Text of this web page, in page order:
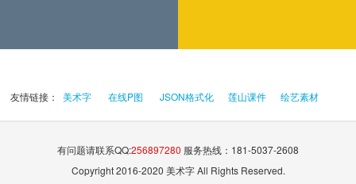
友情链接：美术字 在线P图 JSON格式化 莲山课件 绘艺素材
有问题请联系QQ:256897280 服务热线：181-5037-2608
Copyright 2016-2020 美术字 All Rights Reserved.